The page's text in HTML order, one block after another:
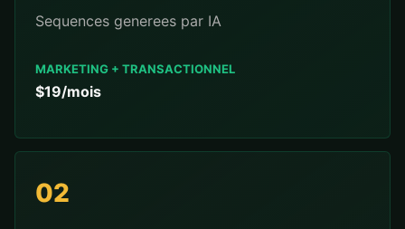
Sequences generees par IA
MARKETING + TRANSACTIONNEL
$19/mois
02